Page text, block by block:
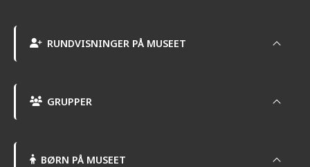
RUNDVISNINGER PÅ MUSEET
GRUPPER
BØRN PÅ MUSEET